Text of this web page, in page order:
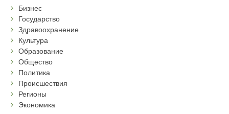
Бизнес
Государство
Здравоохранение
Культура
Образование
Общество
Политика
Происшествия
Регионы
Экономика